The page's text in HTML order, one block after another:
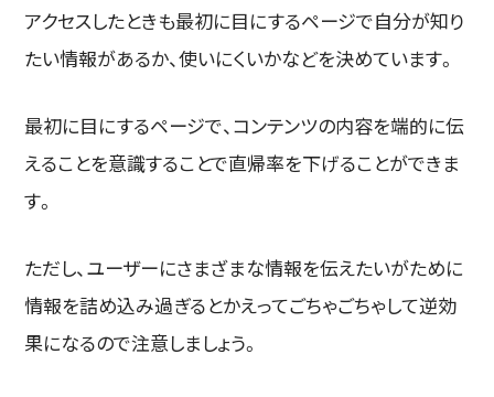
アクセスしたときも最初に目にするページで自分が知り
たい情報があるか、使いにくいかなどを決めています。
最初に目にするページで、コンテンツの内容を端的に伝
えることを意識することで直帰率を下げることができま
す。
ただし、ユーザーにさまざまな情報を伝えたいがために
情報を詰め込み過ぎるとかえってごちゃごちゃして逆効
果になるので注意しましょう。